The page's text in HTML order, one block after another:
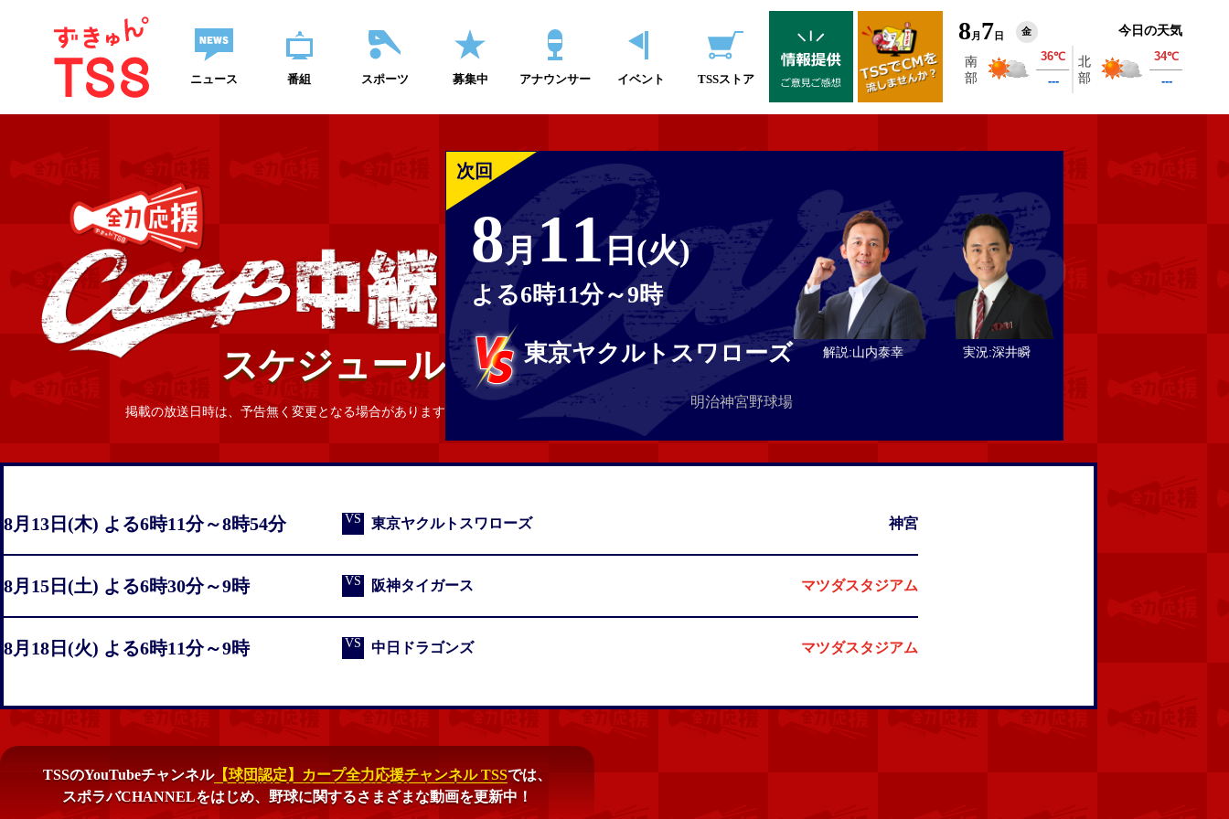
ニュース 番組 スポーツ 募集中 アナウンサー イベント TSSストア
8 月 7 日 金 今日の天気
スケジュール
掲載の放送日時は、予告無く変更となる場合があります
次回
8月11日(火)
よる6時11分～9時
東京ヤクルトスワローズ
明治神宮野球場
解説:山内泰幸 実況:深井瞬
8月13日(木) よる6時11分～8時54分 東京ヤクルトスワローズ 神宮
8月15日(土) よる6時30分～9時 阪神タイガース マツダスタジアム
8月18日(火) よる6時11分～9時 中日ドラゴンズ マツダスタジアム
TSSのYouTubeチャンネル【球団認定】カープ全力応援チャンネル TSSでは、
スポラバCHANNELをはじめ、 野球に関するさまざまな動画を更新中！